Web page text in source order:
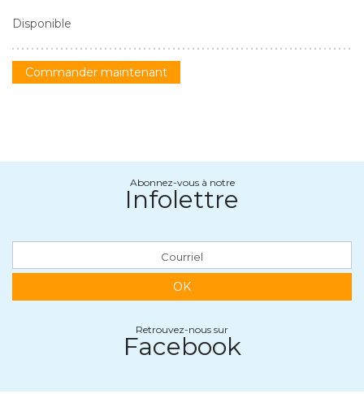
Disponible
Commander maintenant
Abonnez-vous à notre
Infolettre
OK
Retrouvez-nous sur
Facebook